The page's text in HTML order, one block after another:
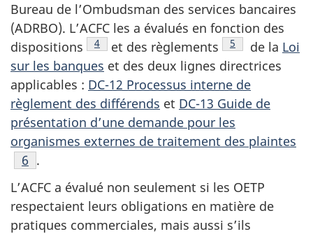
Bureau de l’Ombudsman des services bancaires
(ADRBO). L’ACFC les a évalués en fonction des
dispositions
Note de bas de page
4 et des règlements Note de bas de
5 de la Loi
sur les banques et des deux lignes directrices
applicables : DC-12 Processus interne de
règlement des différends et DC-13 Guide de
présentation d’une demande pour les
organismes externes de traitement des plaintes
Note de bas de page
6 .
L’ACFC a évalué non seulement si les OETP
respectaient leurs obligations en matière de
pratiques commerciales, mais aussi s’ils